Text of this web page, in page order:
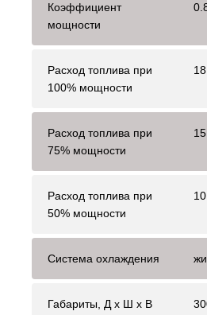
Коэффициент
мощности
Расход топлива при
100% мощности
Расход топлива при
75% мощности
Расход топлива при
50% мощности
Система охлаждения
Габариты, Д x Ш x В